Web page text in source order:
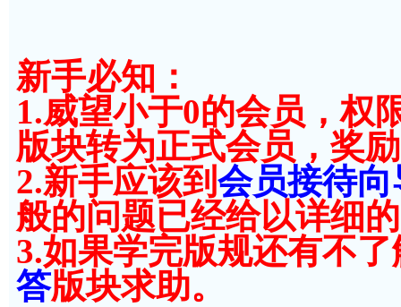
新手必知：
1.威望小于0的会员，权
版块转为正式会员，奖
2.新手应该到 会员接待向
般的问题已经给以详细
3.如果学完版规还有不
答版块求助。